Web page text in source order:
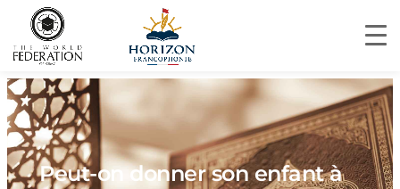
Peut-on donner son enfant à